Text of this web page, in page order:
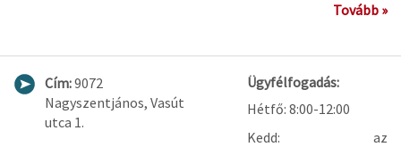
Tovább »
Cím:9072
Nagyszentjános, Vasút
utca 1.
Ügyfélfogadás:
Hétfő: 8:00-12:00
Kedd: az